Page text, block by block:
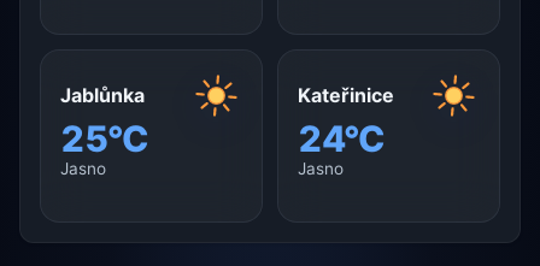
Jablůnka
25°C
Jasno
Kateřinice
24°C
Jasno